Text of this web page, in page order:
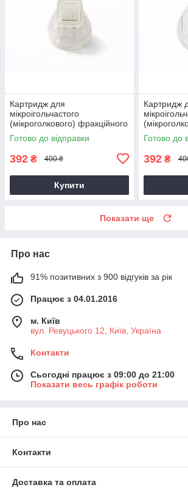
Картридж для
мікроігольчастого
(мікроголкового) фракційного
RF-ліфтинга на 64 голок
Готово до відправки
392 ₴ 400 ₴
Купити
Картридж
RF-
обличчя
Готово до
392 ₴
Показати ще
Про нас
91% позитивних з 900 відгуків за рік
Працює з 04.01.2016
м. Київ
вул. Ревуцького 12, Київ, Україна
Контакти
Сьогодні працює з 09:00 до 21:00
Показати весь графік роботи
Про нас
Контакти
Доставка та оплата